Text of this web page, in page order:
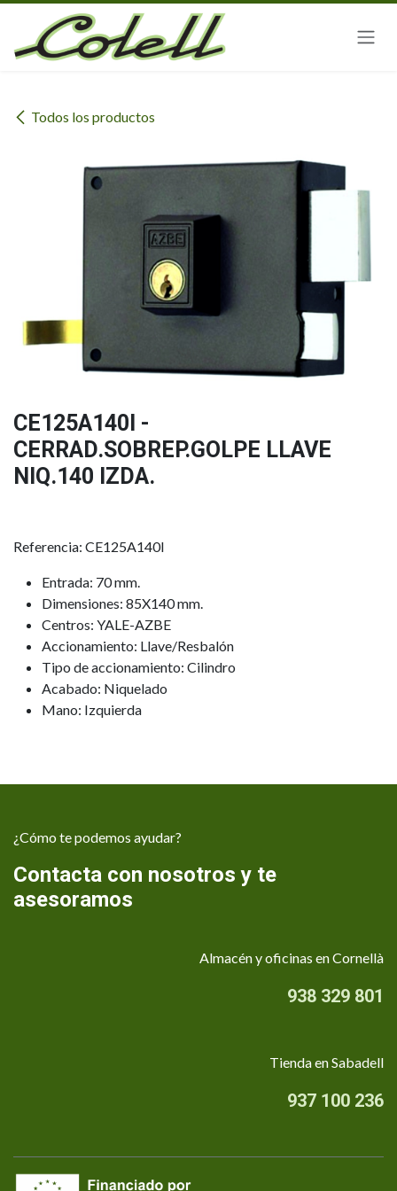
Ir al contenido
Todos los productos
CE125A140I -
CERRAD.SOBREP.GOLPE LLAVE
NIQ.140 IZDA.
Referencia: CE125A140I
Entrada: 70 mm.
Dimensiones: 85X140 mm.
Centros: YALE-AZBE
Accionamiento: Llave/Resbalón
Tipo de accionamiento: Cilindro
Acabado: Niquelado
Mano: Izquierda
¿Cómo te podemos ayudar?
Contacta con nosotros y te
asesoramos
Almacén y oficinas en Cornellà
938 329 801
Tienda en Sabadell
937 100 236